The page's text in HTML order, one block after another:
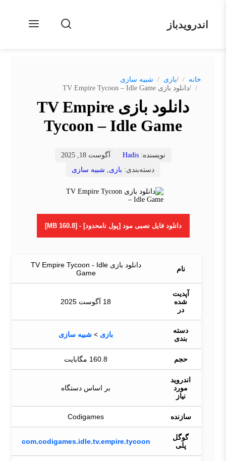
اندرویدباز
خانه /بازی
شبیه سازی
/دانلود بازی TV Empire Tycoon – Idle Game
دانلود بازی TV Empire
Tycoon – Idle Game
نویسنده:Hadis
آگوست 18, 2025
دسته‌بندی: بازی, شبیه سازی
دانلود فایل نصبی مود [پول نامحدود] - [160.8 MB]
نام
دانلود بازی TV Empire Tycoon - Idle
Game
آپدیت
شده
در
18 آگوست 2025
دسته
بندی
بازی > شبیه سازی
حجم 160.8 مگابایت
اندروید
مورد
نیاز
بر اساس دستگاه
سازنده Codigames
گوگل
پلی
com.codigames.idle.tv.empire.tycoon